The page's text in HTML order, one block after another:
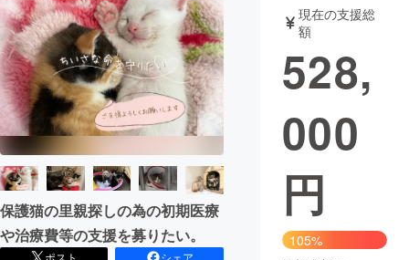
アート・写真 音楽
テクノロジー・ガジェット ゲーム・サ
映像・映画
ビジネス・起業
まちづくり・地域活性化
保護猫の里親探しの為の初期医療
や治療費等の支援を募りたい。
ポスト
シェア
現在の支援総
額
528,
000
円
105%